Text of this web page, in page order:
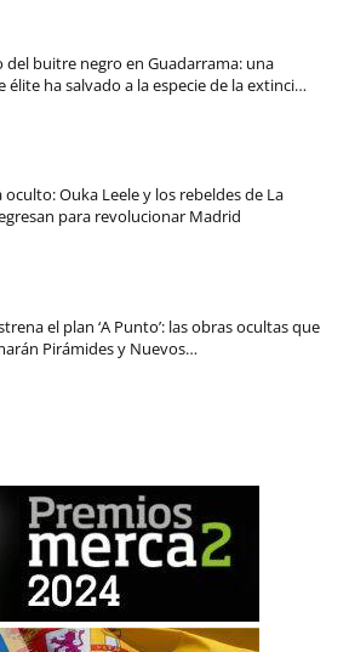
del buitre negro en Guadarrama: una
élite ha salvado a la especie de la extinci…
oculto: Ouka Leele y los rebeldes de La
para revolucionar Madrid
el plan ‘A Punto’: las obras ocultas que
Pirámides y Nuevos…